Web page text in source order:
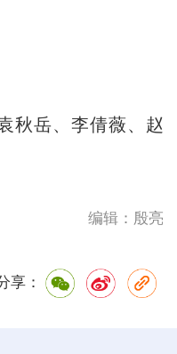
岳、李倩薇、赵
编辑：殷亮
享：